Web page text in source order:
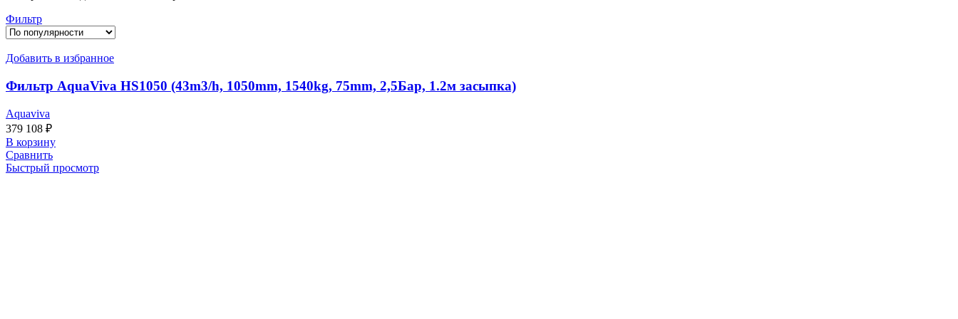
Фильтр
Добавить в избранное
Фильтр AquaViva HS1050 (43m3/h, 1050mm, 1540kg, 75mm, 2,5Бар, 1.2м засыпка)
Aquaviva
379 108 ₽
В корзину
Сравнить
Быстрый просмотр